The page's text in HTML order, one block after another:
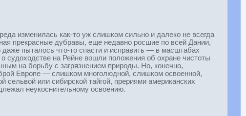
изменилась как-то уж слишком сильно и далеко не всегда
прекрасные дубравы, еще недавно росшие по всей Дании,
пыталось что-то спасти и исправить — в масштабах
судоходстве на Рейне вошли положения об охране чистоты
на борьбу с загрязнением природы. Но, конечно,
Европе — слишком многолюдной, слишком освоенной,
или сибирской тайгой, прериями американских
неукоснительному освоению.